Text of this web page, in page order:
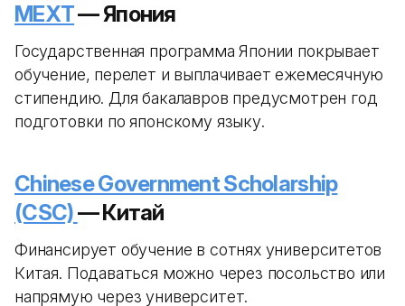
MEXT— Япония
Государственная программа Японии покрывает
обучение, перелет и выплачивает ежемесячную
стипендию. Для бакалавров предусмотрен год
подготовки по японскому языку.
Chinese Government Scholarship
(CSC)— Китай
Финансирует обучение в сотнях университетов
Китая. Подаваться можно через посольство или
напрямую через университет.